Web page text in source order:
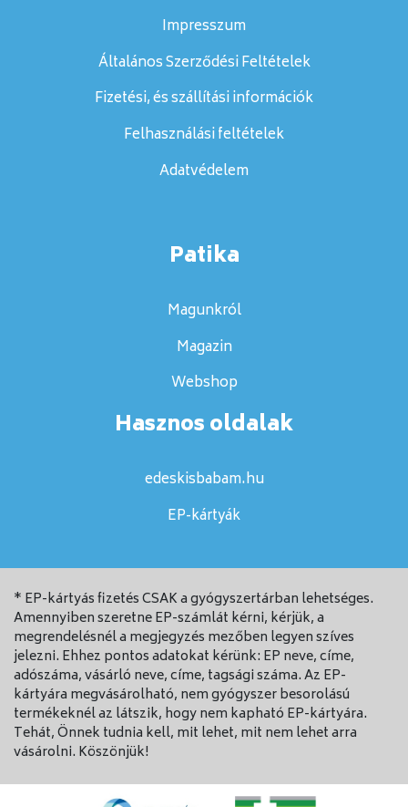
Impresszum
Általános Szerződési Feltételek
Fizetési, és szállítási információk
Felhasználási feltételek
Adatvédelem
Patika
Magunkról
Magazin
Webshop
Hasznos oldalak
edeskisbabam.hu
EP-kártyák
* EP-kártyás fizetés CSAK a gyógyszertárban lehetséges.
Amennyiben szeretne EP-számlát kérni, kérjük, a
megrendelésnél a megjegyzés mezőben legyen szíves
jelezni. Ehhez pontos adatokat kérünk: EP neve, címe,
adószáma, vásárló neve, címe, tagsági száma. Az EP-
kártyára megvásárolható, nem gyógyszer besorolású
termékeknél az látszik, hogy nem kapható EP-kártyára.
Tehát, Önnek tudnia kell, mit lehet, mit nem lehet arra
vásárolni. Köszönjük!